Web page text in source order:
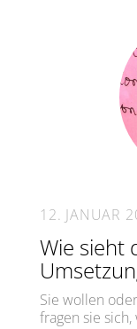
12. JANUAR
Wie sieht
Sie wollen
fragen sie